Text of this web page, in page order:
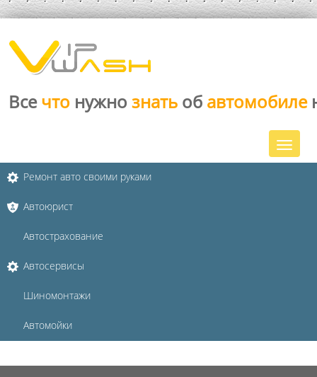
Все что нужно знать об автомобиле
Ремонт авто своими руками
Автоюрист
Автострахование
Автосервисы
Шиномонтажи
Автомойки